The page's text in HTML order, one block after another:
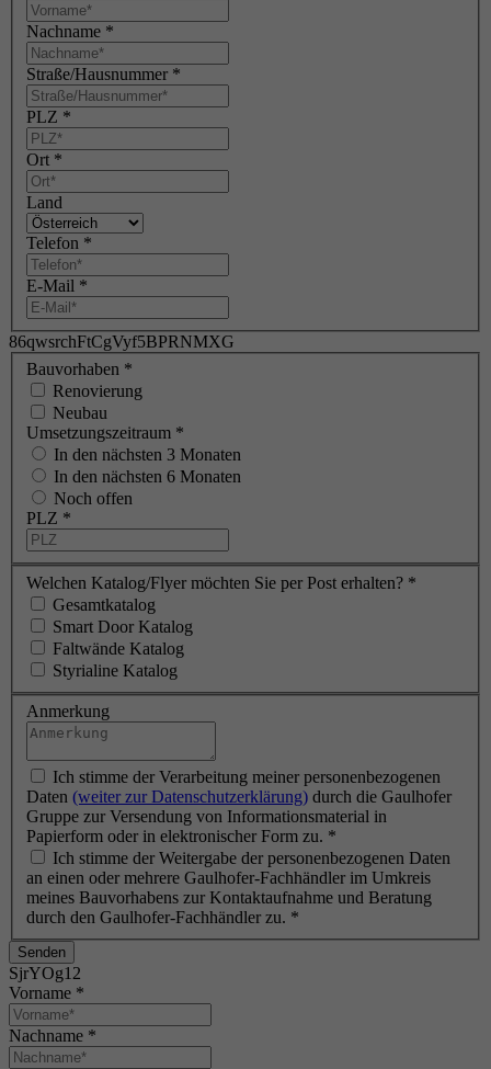
Nachname *
Straße/Hausnummer *
PLZ *
Ort *
Land
Telefon *
E-Mail *
86qwsrchFtCgVyf5BPRNMXG
Bauvorhaben *
Renovierung
Neubau
Umsetzungszeitraum *
In den nächsten 3 Monaten
In den nächsten 6 Monaten
Noch offen
PLZ *
Welchen Katalog/Flyer möchten Sie per Post erhalten? *
Gesamtkatalog
Smart Door Katalog
Faltwände Katalog
Styrialine Katalog
Anmerkung
Ich stimme der Verarbeitung meiner personenbezogenen
Daten (weiter zur Datenschutzerklärung) durch die Gaulhofer
Gruppe zur Versendung von Informationsmaterial in
Papierform oder in elektronischer Form zu. *
Ich stimme der Weitergabe der personenbezogenen Daten
an einen oder mehrere Gaulhofer-Fachhändler im Umkreis
meines Bauvorhabens zur Kontaktaufnahme und Beratung
durch den Gaulhofer-Fachhändler zu. *
Senden
SjrYOg12
Vorname *
Nachname *